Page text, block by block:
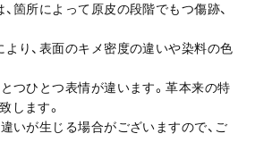
箇所によって原皮の段階でもつ傷跡、
より、表面のキメ密度の違いや染料の色
とつひとつ表情が違います。革本来の特
します。
違いが生じる場合がございますので、ご